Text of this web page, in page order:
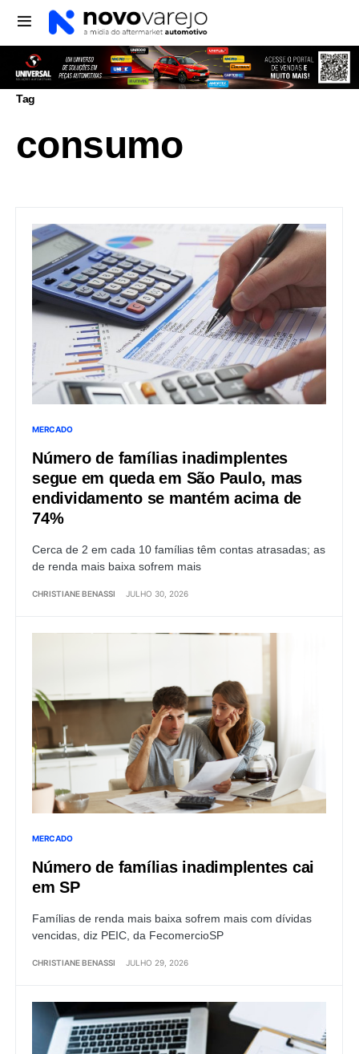
Tag
consumo
MERCADO
Número de famílias inadimplentes
segue em queda em São Paulo, mas
endividamento se mantém acima de
74%
Cerca de 2 em cada 10 famílias têm contas atrasadas; as
de renda mais baixa sofrem mais
CHRISTIANE BENASSI JULHO 30, 2026
MERCADO
Número de famílias inadimplentes cai
em SP
Famílias de renda mais baixa sofrem mais com dívidas
vencidas, diz PEIC, da FecomercioSP
CHRISTIANE BENASSI JULHO 29, 2026